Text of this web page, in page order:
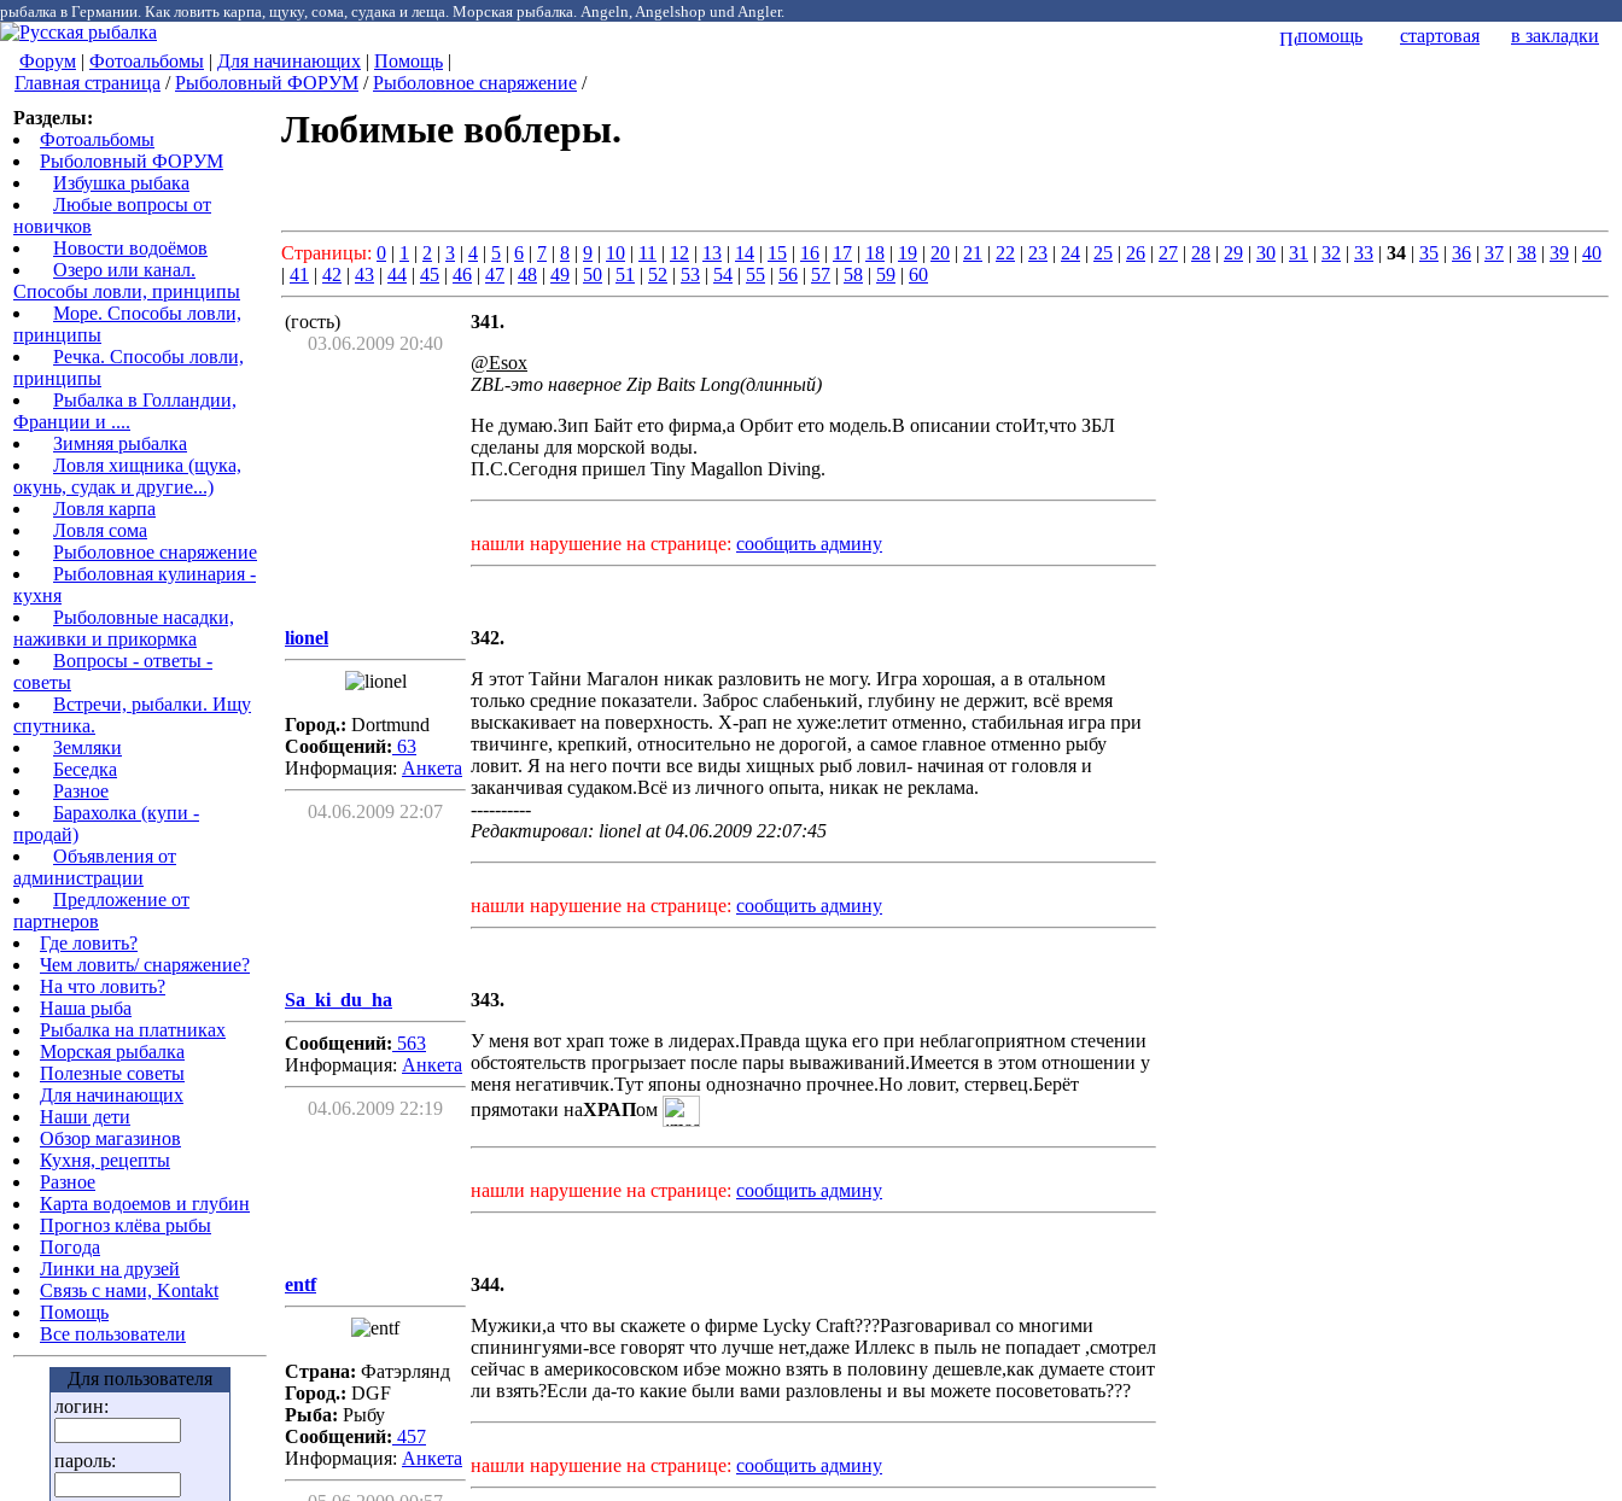
рыбалка в Германии. Как ловить карпа, щуку, сома, судака и леща. Морская рыбалка. Angeln, Angelshop und Angler.
помощь стартовая
в закладки
Форум | Фотоальбомы | Для начинающих | Помощь |
Главная страница /Рыболовный ФОРУМ /Рыболовное снаряжение /
Разделы:
Фотоальбомы
Рыболовный ФОРУМ
Избушка рыбака
Любые вопросы от
новичков
Новости водоёмов
Озеро или канал.
Способы ловли, принципы
Море. Способы ловли,
принципы
Речка. Способы ловли,
принципы
Рыбалка в Голландии,
Франции и ....
Зимняя рыбалка
Ловля хищника (щука,
окунь, судак и другие...)
Ловля карпа
Ловля сома
Рыболовное снаряжение
Рыболовная кулинария -
кухня
Рыболовные насадки,
наживки и прикормка
Вопросы - ответы -
советы
Встречи, рыбалки. Ищу
спутника.
Земляки
Беседка
Разное
Барахолка (купи -
продай)
Объявления от
администрации
Предложение от
партнеров
Где ловить?
Чем ловить/ снаряжение?
На что ловить?
Наша рыба
Рыбалка на платниках
Морская рыбалка
Полезные советы
Для начинающих
Наши дети
Обзор магазинов
Кухня, рецепты
Разное
Карта водоемов и глубин
Прогноз клёва рыбы
Погода
Линки на друзей
Связь с нами, Kontakt
Помощь
Все пользователи
Для пользователя
логин:
пароль:
Любимые воблеры.
Страницы: 0 | 1 | 2 | 3 | 4 | 5 | 6 | 7 | 8 | 9 | 10 | 11 | 12 | 13 | 14 | 15 | 16 | 17 | 18 | 19 | 20 | 21 | 22 | 23 | 24 | 25 | 26 | 27 | 28 | 29 | 30 | 31 | 32 | 33 | 34 | 35 | 36 | 37 | 38 | 39 | 40
| 41 | 42 | 43 | 44 | 45 | 46 | 47 | 48 | 49 | 50 | 51 | 52 | 53 | 54 | 55 | 56 | 57 | 58 | 59 | 60
(гость)
03.06.2009 20:40
341.
@Esox
ZBL-это наверное Zip Baits Long(длинный)
Не думаю.Зип Байт ето фирма,а Орбит ето модель.В описании стоИт,что ЗБЛ
сделаны для морской воды.
П.С.Сегодня пришел Tiny Magallon Diving.
нашли нарушение на странице: сообщить админу
lionel
Город.: Dortmund
Сообщений: 63
Информация: Aнкета
04.06.2009 22:07
342.
Я этот Тайни Магалон никак разловить не могу. Игра хорошая, а в отальном
только средние показатели. Заброс слабенький, глубину не держит, всё время
выскакивает на поверхность. Х-рап не хуже:летит отменно, стабильная игра при
твичинге, крепкий, относительно не дорогой, а самое главное отменно рыбу
ловит. Я на него почти все виды хищных рыб ловил- начиная от головля и
заканчивая судаком.Всё из личного опыта, никак не реклама.
----------
Редактировал: lionel at 04.06.2009 22:07:45
нашли нарушение на странице: сообщить админу
Sa_ki_du_ha
Сообщений: 563
Информация: Aнкета
04.06.2009 22:19
343.
У меня вот храп тоже в лидерах.Правда щука его при неблагоприятном стечении
обстоятельств прогрызает после пары вываживаний.Имеется в этом отношении у
меня негативчик.Тут японы однозначно прочнее.Но ловит, стервец.Берёт
прямотаки наХРАПом
нашли нарушение на странице: сообщить админу
entf
Страна: Фатэрлянд
Город.: DGF
Рыба: Рыбу
Сообщений: 457
Информация: Aнкета
344.
Мужики,а что вы скажете о фирме Lycky Craft???Разговаривал со многими
спинингуями-все говорят что лучше нет,даже Иллекс в пыль не попадает ,смотрел
сейчас в америкосовском ибэе можно взять в половину дешевле,как думаете стоит
ли взять?Если да-то какие были вами разловлены и вы можете посоветовать???
нашли нарушение на странице: сообщить админу